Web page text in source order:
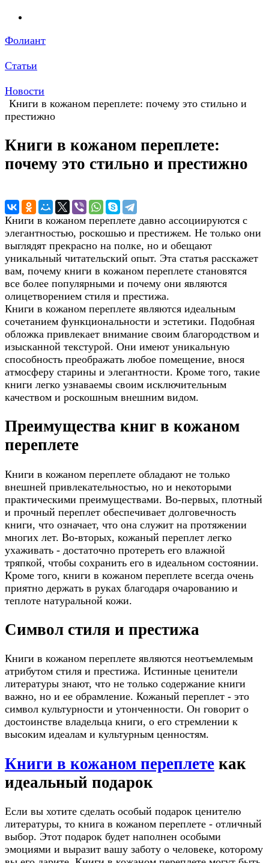
Фолиант
Статьи
Новости
Книги в кожаном переплете: почему это стильно и
престижно
Книги в кожаном переплете:
почему это стильно и престижно
Книги в кожаном переплете давно ассоциируются с
элегантностью, роскошью и престижем. Не только они
выглядят прекрасно на полке, но и обещают
уникальный читательский опыт. Эта статья расскажет
вам, почему книги в кожаном переплете становятся
все более популярными и почему они являются
олицетворением стиля и престижа.
Книги в кожаном переплете являются идеальным
сочетанием функциональности и эстетики. Подобная
обложка привлекает внимание своим благородством и
изысканной текстурой. Они имеют уникальную
способность преображать любое помещение, внося
атмосферу старины и элегантности. Кроме того, такие
книги легко узнаваемы своим исключительным
качеством и роскошным внешним видом.
Преимущества книг в кожаном
переплете
Книги в кожаном переплете обладают не только
внешней привлекательностью, но и некоторыми
практическими преимуществами. Во-первых, плотный
и прочный переплет обеспечивает долговечность
книги, что означает, что она служит на протяжении
многих лет. Во-вторых, кожаный переплет легко
ухаживать - достаточно протереть его влажной
тряпкой, чтобы сохранить его в идеальном состоянии.
Кроме того, книги в кожаном переплете всегда очень
приятно держать в руках благодаря очарованию и
теплоте натуральной кожи.
Символ стиля и престижа
Книги в кожаном переплете являются неотъемлемым
атрибутом стиля и престижа. Истинные ценители
литературы знают, что не только содержание книги
важно, но и ее обрамление. Кожаный переплет - это
символ культурности и утонченности. Он говорит о
достоинстве владельца книги, о его стремлении к
высоким идеалам и культурным ценностям.
Книги в кожаном переплете как
идеальный подарок
Если вы хотите сделать особый подарок ценителю
литературы, то книга в кожаном переплете - отличный
выбор. Этот подарок будет наполнен особыми
эмоциями и выразит вашу заботу о человеке, которому